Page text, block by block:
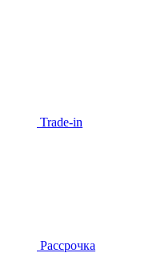
Trade-in
Рассрочка